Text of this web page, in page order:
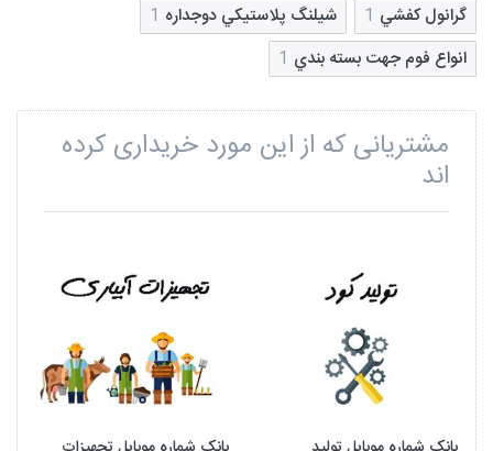
گرانول کفشي 1 شيلنگ پلاستيکي دوجداره 1
انواع‌ فوم‌ جهت‌ بسته‌ بندي‌ 1
مشتریانی که از این مورد خریداری کرده
اند